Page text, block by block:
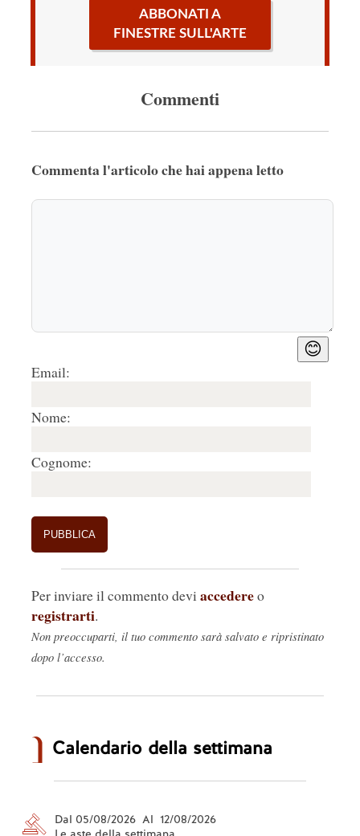
ABBONATI A
FINESTRE SULL'ARTE
Commenti
Commenta l'articolo che hai appena letto
😊
Email:
Nome:
Cognome:
Per inviare il commento devi accedereo
registrarti.
Non preoccuparti, il tuo commento sarà salvato e ripristinato
dopo l’accesso.
Calendario della settimana
Dal 05/08/2026 Al 12/08/2026